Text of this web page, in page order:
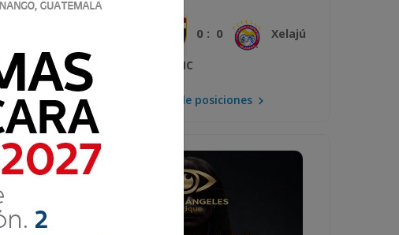
0 : 0 Xelajú
MC
Mira la tabla de posiciones